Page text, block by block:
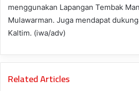
menggunakan Lapangan Tembak
Mulawarman. Juga mendapat
Kaltim. (iwa/adv)
Related Articles